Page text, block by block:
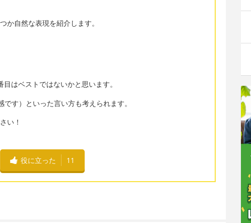
か自然な表現を紹介します。
はベストではないかと思います。
す）といった言い方も考えられます。
い！
役に立った 11